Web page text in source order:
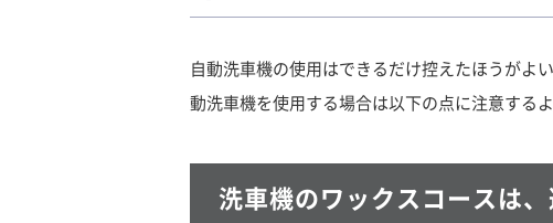
自動洗車機の使用はできるだけ控えたほうがよ
動洗車機を使用する場合は以下の点に注意するよ
洗車機のワックスコースは、